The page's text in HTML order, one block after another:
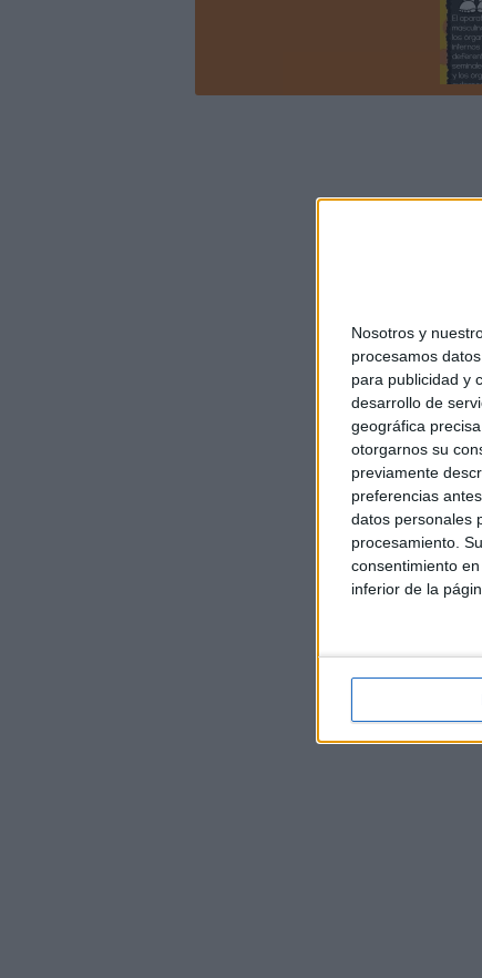
Nosotros y
procesamos
para publicidad y
desarrollo de
geográfica
otorgarnos su
previamente
preferencias
datos personales
procesamiento.
consentimiento
inferior de la